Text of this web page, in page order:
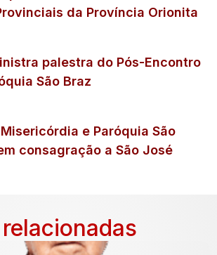
da Província Orionita
palestra do Pós-Encontro
São Braz
e Paróquia São
consagração a São José